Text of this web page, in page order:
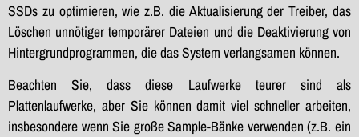
SSDs zu optimieren, wie z.B. die Aktualisierung der Treiber, das
Löschen unnötiger temporärer Dateien und die Deaktivierung von
Hintergrundprogrammen, die das System verlangsamen können.
Beachten Sie, dass diese Laufwerke teurer sind als
Plattenlaufwerke, aber Sie können damit viel schneller arbeiten,
insbesondere wenn Sie große Sample-Bänke verwenden (z.B. ein